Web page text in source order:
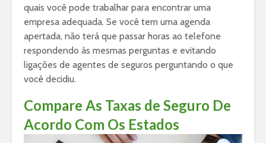
quais você pode trabalhar para encontrar uma
empresa adequada. Se você tem uma agenda
apertada, não terá que passar horas ao telefone
respondendo às mesmas perguntas e evitando
ligações de agentes de seguros perguntando o que
você decidiu.
Compare As Taxas de Seguro De
Acordo Com Os Estados